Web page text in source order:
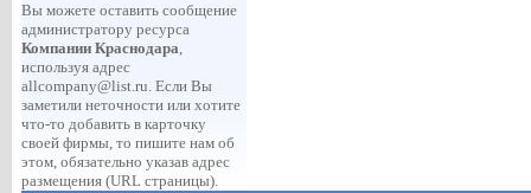
Вы можете оставить сообщение
администратору ресурса
Компании Краснодара,
используя адрес
allcompany@list.ru. Если Вы
заметили неточности или хотите
что-то добавить в карточку
своей фирмы, то пишите нам об
этом, обязательно указав адрес
размещения (URL страницы).